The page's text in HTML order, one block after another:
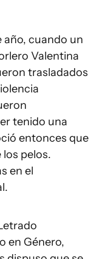
año, cuando un
Valentina
trasladados
tenido una
entonces que
los pelos.
en el
en Género,